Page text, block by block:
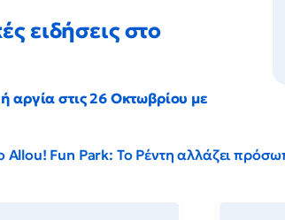
ειδήσεις στο
αργία στις 26 Οκτωβρίου με
Allou! Fun Park: Το Ρέντη αλλάζει